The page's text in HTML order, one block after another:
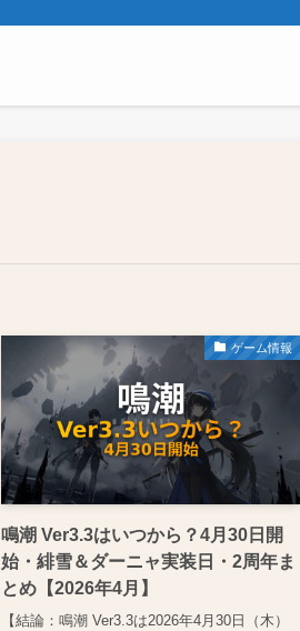
ゲーム情報
鳴潮 Ver3.3はいつから？4月30日開
始・緋雪＆ダーニャ実装日・2周年ま
とめ【2026年4月】
【結論：鳴潮 Ver3.3は2026年4月30日（木）